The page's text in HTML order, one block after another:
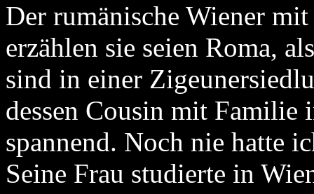
Der rumänische Wiener
erzählen sie seien Roma,
sind in einer
dessen Cousin mit Familie
spannend. Noch nie hatte
Seine Frau studierte in